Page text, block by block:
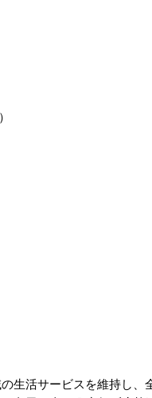
生活サービスを維持し、